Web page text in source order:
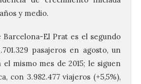
y medio.
Barcelona-El Prat es el segundo
pasajeros en agosto, un
el mismo mes de 2015; le siguen
con 3.982.477 viajeros (+5,5%),